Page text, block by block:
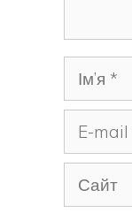
Ім’я
mail
Сайт